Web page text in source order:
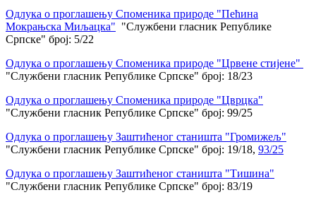
Одлука о проглашењу Споменика природе "Пећина
Мокрањска Миљацка" "Службени гласник Републике
Српске" број: 5/22
Одлука о проглашењу Споменика природе "Црвене стијене"
"Службени гласник Републике Српске" број: 18/23
Одлука о проглашењу Споменика природе "Цврцка"
"Службени гласник Републике Српске" број: 99/25
Одлука о проглашењу Заштићеног станишта "Громижељ"
"Службени гласник Републике Српске" број: 19/18, 93/25
Одлука о проглашењу Заштићеног станишта "Тишина"
"Службени гласник Републике Српске" број: 83/19